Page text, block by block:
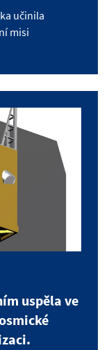
učinila
misi
uspěla ve